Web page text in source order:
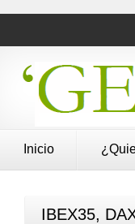
Inicio
IBEX35,